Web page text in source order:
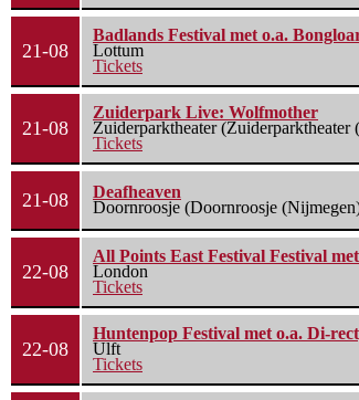
21-08
Badlands Festival met o.a.
Lottum
Tickets
21-08
Zuiderpark Live: Wolfmother
Zuiderparktheater (Zuiderparktheater
Tickets
21-08
Deafheaven
Doornroosje (Doornroosje
22-08
All Points East Festival Festival
London
Tickets
22-08
Huntenpop Festival met o.a. Di-
Ulft
Tickets